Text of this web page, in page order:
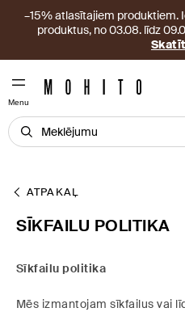
–15% atlasītajiem produktiem.
produktus, no 03.08. līdz
Menu
ATPAKAĻ
SĪKFAILU POLITIKA
Sīkfailu politika
Mēs izmantojam sīkfailus vai